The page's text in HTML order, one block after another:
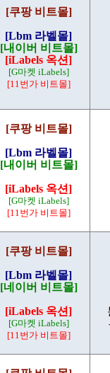
[쿠팡 비트몰]
[Lbm 라벨몰]
[내이버 비트몰]
[iLabels 옥션]
[G마켓 iLabels]
[11번가 비트몰]
[쿠팡 비트몰]
[Lbm 라벨몰]
[내이버 비트몰]
[iLabels 옥션]
[G마켓 iLabels]
[11번가 비트몰]
[쿠팡 비트몰]
[Lbm 라벨몰]
[네이버 비트몰]
[iLabels 옥션]
[G마켓 iLabels]
[11번가 비트몰]